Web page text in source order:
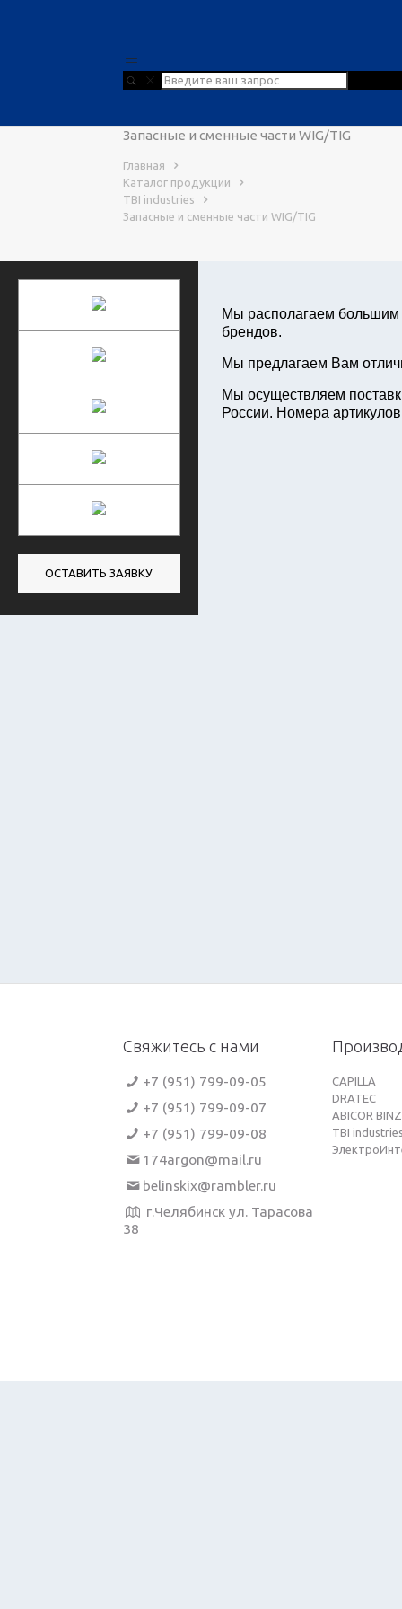
Запасные и сменные части WIG/TIG
Главная
Каталог продукции
TBI industries
Запасные и сменные части WIG/TIG
Мы располагаем большим
брендов.
Мы предлагаем Вам
Мы осуществляем
России. Номера
ОСТАВИТЬ ЗАЯВКУ
Свяжитесь с нами
+7 (951) 799-09-05
+7 (951) 799-09-07
+7 (951) 799-09-08
174argon@mail.ru
belinskix@rambler.ru
г.Челябинск ул. Тарасова
38
CAPILLA
DRATEC
ABICOR
TBI